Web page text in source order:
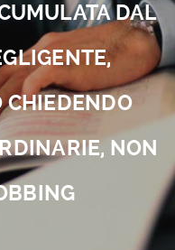
DAL
CHIEDENDO
NON